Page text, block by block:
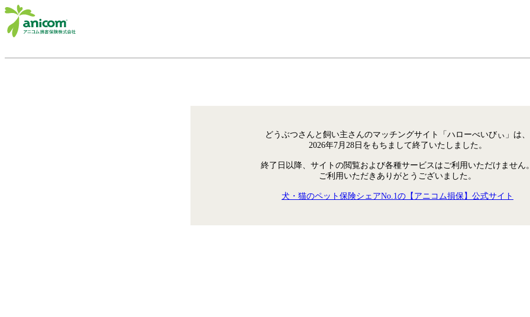
どうぶつさんと飼い主さんのマッチングサイト「ハローべいびぃ」は、
2026年7月28日をもちまして終了いたしました。
終了日以降、サイトの閲覧および各種サービスはご利用いただけません
ご利用いただきありがとうございました。
犬・猫のペット保険シェアNo.1の【アニコム損保】公式サイト